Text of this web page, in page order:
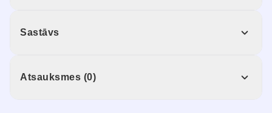
Sastāvs
Atsauksmes (0)